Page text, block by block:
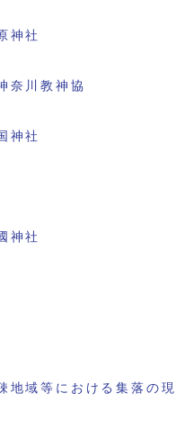
神社
川教神協
神社
神社
域等における集落の現